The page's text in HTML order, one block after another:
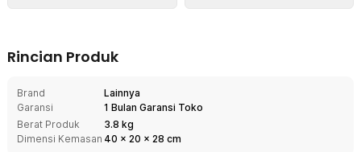
Rincian Produk
Brand
Lainnya
Garansi
1 Bulan Garansi Toko
Berat Produk
3.8 kg
Dimensi Kemasan 40 x 20 x 28 cm